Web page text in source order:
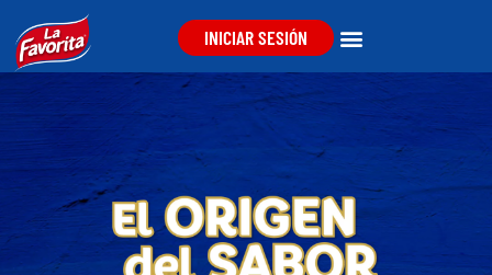
INICIAR SESIÓN